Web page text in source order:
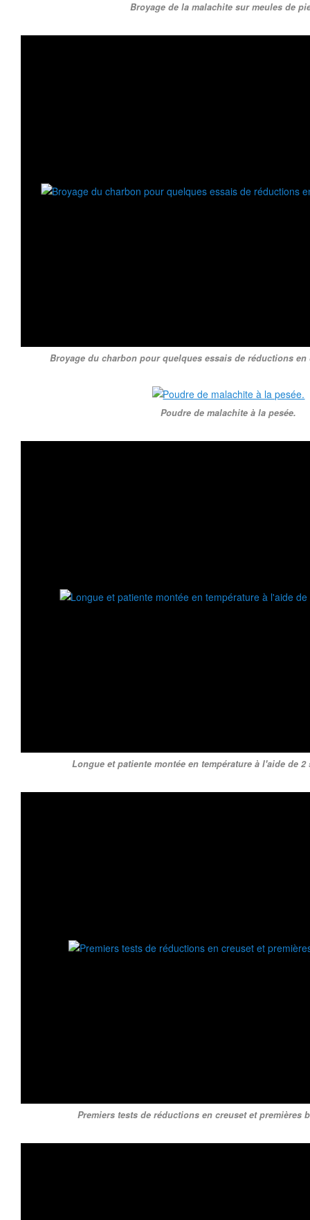
Broyage de la malachite sur meules de
Broyage du charbon pour quelques essais de réductions
Poudre de malachite à la pesée.
Longue et patiente montée en température à l'aide de
Premiers tests de réductions en creuset et premières